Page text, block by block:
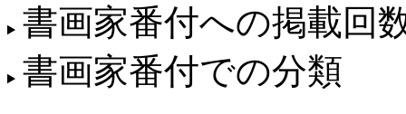
書画家番付への掲載回
書画家番付での分類